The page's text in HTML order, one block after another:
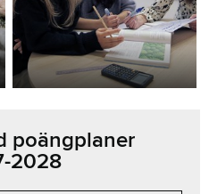
poängplaner
2028